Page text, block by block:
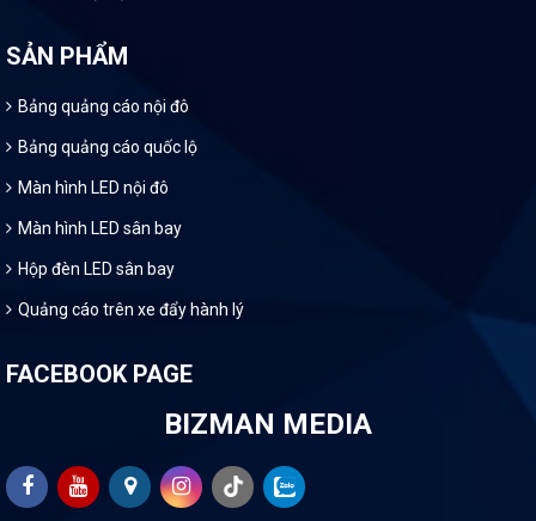
SẢN PHẨM
Bảng quảng cáo nội đô
Bảng quảng cáo quốc lộ
Màn hình LED nội đô
Màn hình LED sân bay
Hộp đèn LED sân bay
Quảng cáo trên xe đẩy hành lý
FACEBOOK PAGE
BIZMAN MEDIA